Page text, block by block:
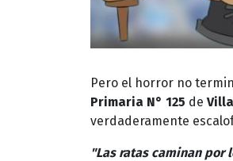
Pero el horror no
Primaria N° 125 de
verdaderamente
"Las ratas caminan